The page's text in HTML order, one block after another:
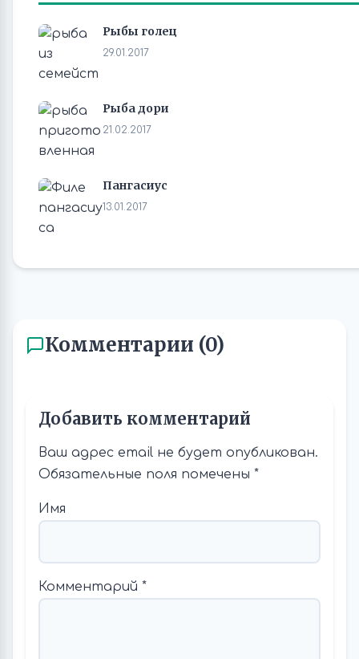
Рыбы голец
29.01.2017
Рыба дори
21.02.2017
Пангасиус
13.01.2017
Комментарии (0)
Добавить комментарий
Ваш адрес email не будет опубликован.
Обязательные поля помечены *
Имя
Комментарий *